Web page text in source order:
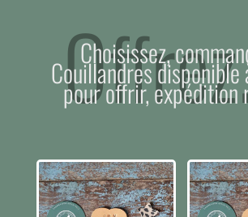
Choisissez,
Couillandres
pour offrir, expédition